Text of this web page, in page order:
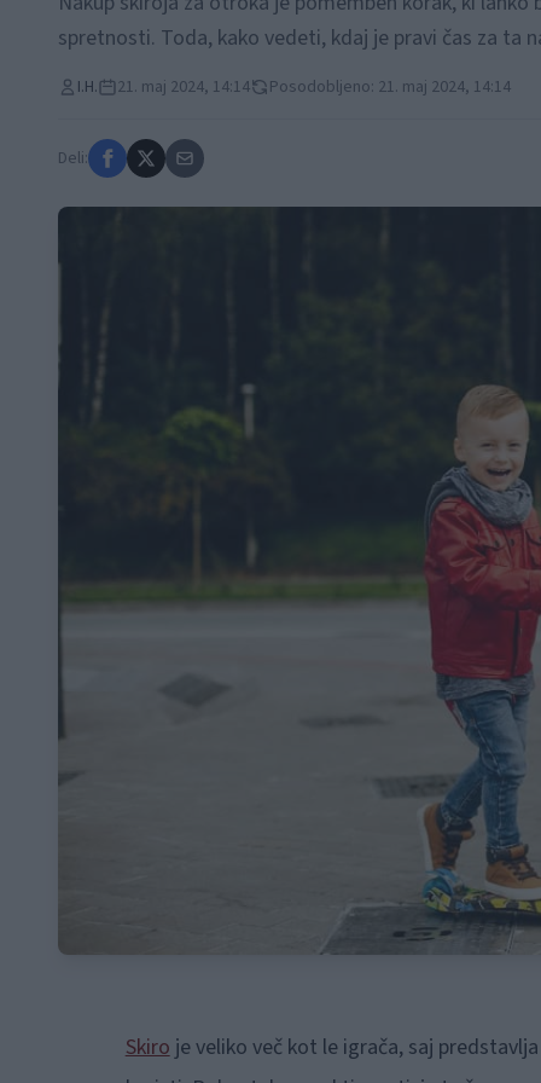
spretnosti. Toda, kako vedeti, kdaj je pravi čas za ta
I.H. 21. maj 2024, 14:14 Posodobljeno: 21. maj 2024, 14:14
Deli:
Skiro je veliko več kot le igrača, saj